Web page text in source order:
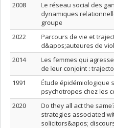
2008
Le réseau social des
dynamiques
groupe
2022
Parcours de vie et
d&apos;auteures de
2014
Les femmes qui
de leur conjoint :
1991
Étude épidémiologique
psychotropes chez les
2020
Do they all act the
strategies associated
solicitors&apos;